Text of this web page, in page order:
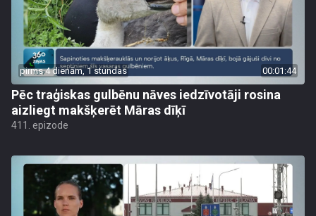
pirms 4 dienām, 1 stundas 00:01:44
Pēc traģiskas gulbēnu nāves iedzīvotāji rosina
aizliegt makšķerēt Māras dīķī
411. epizode